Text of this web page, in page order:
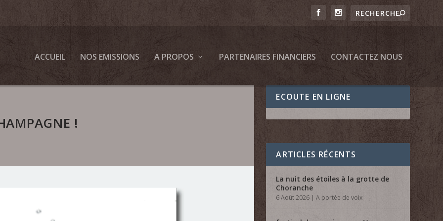
ACCUEIL NOS EMISSIONS A PROPOS PARTENAIRES FINANCIERS CONTACTEZ NOUS
!
ECOUTE EN LIGNE
ARTICLES RÉCENTS
La nuit des étoiles à la grotte de
Choranche
6 Août 2026 |A portée de voix